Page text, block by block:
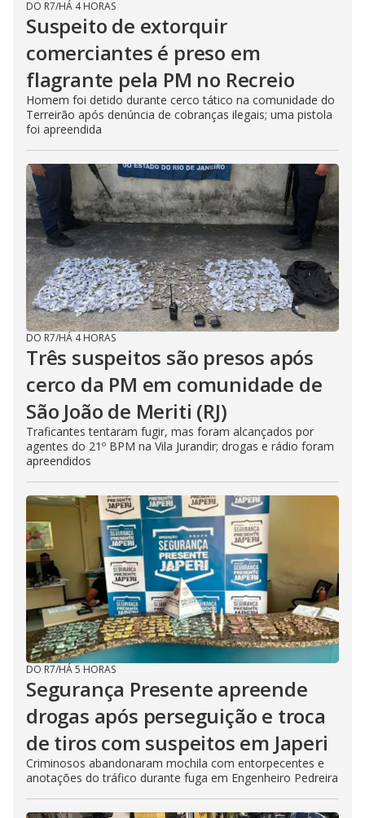
DO R7/HÁ 4 HORAS
Suspeito de extorquir
comerciantes é preso em
flagrante pela PM no Recreio
Homem foi detido durante cerco tático na comunidade do
Terreirão após denúncia de cobranças ilegais; uma pistola
foi apreendida
DO R7/HÁ 4 HORAS
Três suspeitos são presos após
cerco da PM em comunidade de
São João de Meriti (RJ)
Traficantes tentaram fugir, mas foram alcançados por
agentes do 21º BPM na Vila Jurandir; drogas e rádio foram
apreendidos
DO R7/HÁ 5 HORAS
Segurança Presente apreende
drogas após perseguição e troca
de tiros com suspeitos em Japeri
Criminosos abandonaram mochila com entorpecentes e
anotações do tráfico durante fuga em Engenheiro Pedreira